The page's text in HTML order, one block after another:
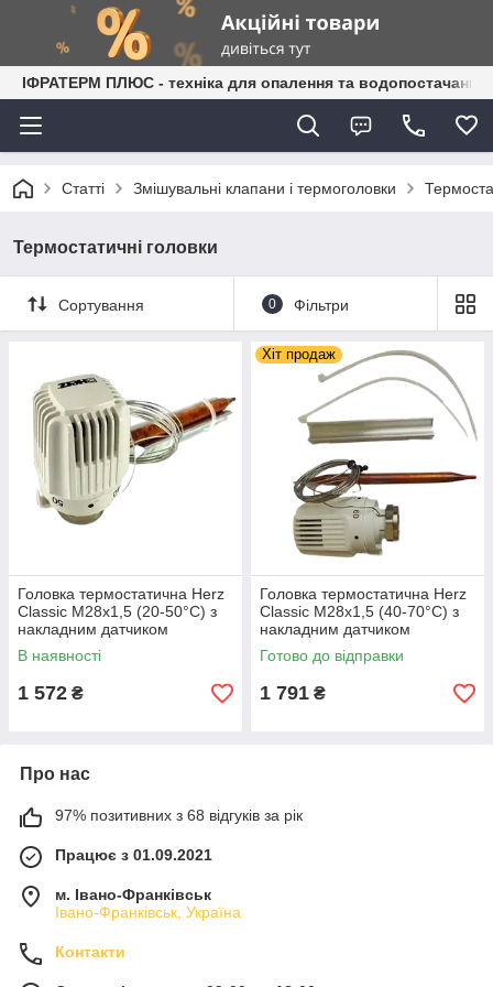
ІФРАТЕРМ ПЛЮС - техніка для опалення та водопостачання
Статті Змішувальні клапани і термоголовки
Термостатичні головки
Сортування 0 Фільтри
Головка термостатична Herz
Classic М28х1,5 (20-50°С) з
накладним датчиком
В наявності
1 572 ₴
Хіт продаж
Головка термостатична Herz
Classic М28х1,5 (40-70°С) з
накладним датчиком
Готово до відправки
1 791 ₴
Про нас
97% позитивних з 68 відгуків за рік
Працює з 01.09.2021
м. Івано-Франківськ
Івано-Франківськ, Україна
Контакти